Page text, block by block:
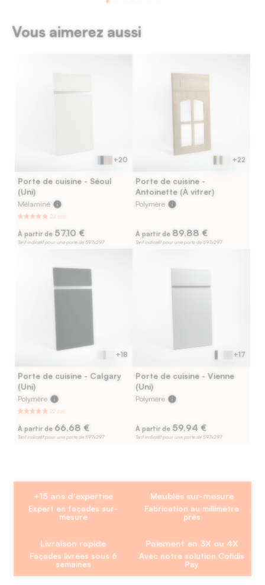
Vous aimerez aussi
Porte de cuisine - Séoul
(Uni)
Mélaminé info
À partir de 57,10 €
Tarif indicatif pour une porte de 597x297
+20
Porte de cuisine -
Antoinette (À vitrer)
Polymère info
À partir de 89,88 €
Tarif indicatif pour une porte de 597x297
+22
Porte de cuisine - Calgary
(Uni)
Polymère info
À partir de 66,68 €
Tarif indicatif pour une porte de 597x297
+18
Porte de cuisine - Vienne
(Uni)
Polymère info
À partir de 59,94 €
Tarif indicatif pour une porte de 597x297
+17
+15 ans d'expertise
Expert en façades sur-
mesure
Meubles sur-mesure
Fabrication au millimètre
près
Livraison rapide
Façades livrées sous 6
semaines
Paiement en 3X ou 4X
Avec notre solution Cofidis
Pay